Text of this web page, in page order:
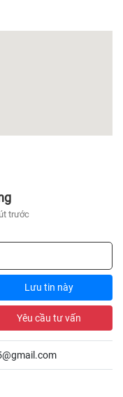
trước
Lưu tin này
Yêu cầu tư vấn